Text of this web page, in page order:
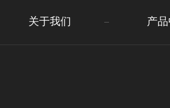
关于我们 产